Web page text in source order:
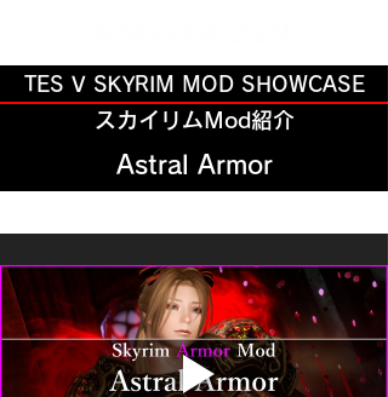
TES V SKYRIM MOD SHOWCASE
スカイリムMod紹介
Astral Armor